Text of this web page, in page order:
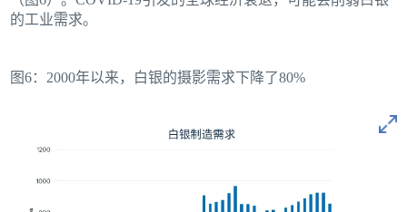
的工业需求。
图6：2000年以来，白银的摄影需求下降了80%